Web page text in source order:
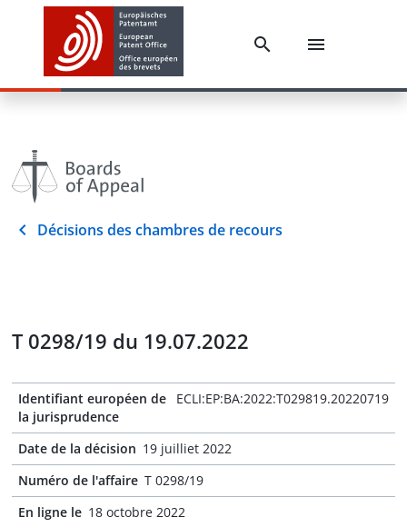
Décisions des chambres de recours
T 0298/19 du 19.07.2022
Identifiant européen de
la jurisprudence
ECLI:EP:BA:2022:T029819.20220719
Date de la décision 19 juilliet 2022
Numéro de l'affaire T 0298/19
En ligne le 18 octobre 2022